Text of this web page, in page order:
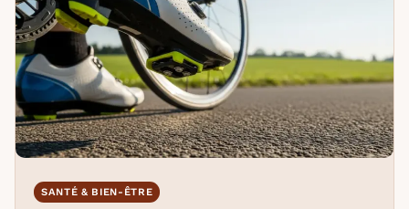
SANTÉ & BIEN-ÊTRE